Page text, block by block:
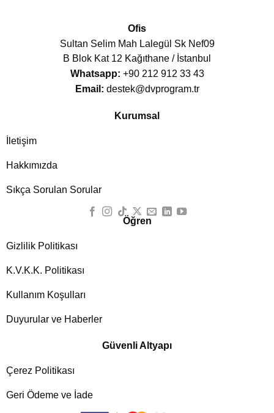
Ofis
Sultan Selim Mah Lalegül Sk Nef09
B Blok Kat 12 Kağıthane / İstanbul
Whatsapp: +90 212 912 33 43
Email: destek@dvprogram.tr
Kurumsal
İletişim
Hakkımızda
Sıkça Sorulan Sorular
Öğren
Gizlilik Politikası
K.V.K.K. Politikası
Kullanım Koşulları
Duyurular ve Haberler
Güvenli Altyapı
Çerez Politikası
Geri Ödeme ve İade